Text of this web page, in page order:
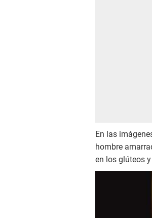
En las
hombre
en los glúteos